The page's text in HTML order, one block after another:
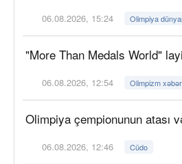
06.08.2026, 15:24 Olimpiya
"More Than Medals World"
06.08.2026, 12:54 Olimpizm
Olimpiya çempionunun atası
06.08.2026, 12:46 Cüdo